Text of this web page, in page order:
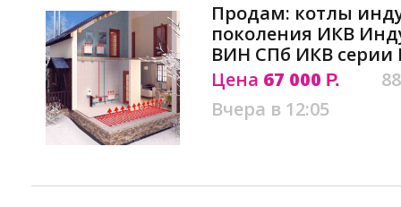
Продам: котлы
поколения ИКВ
ВИН СПб ИКВ серии
Цена 67 000 Р.
Вчера в 12:05